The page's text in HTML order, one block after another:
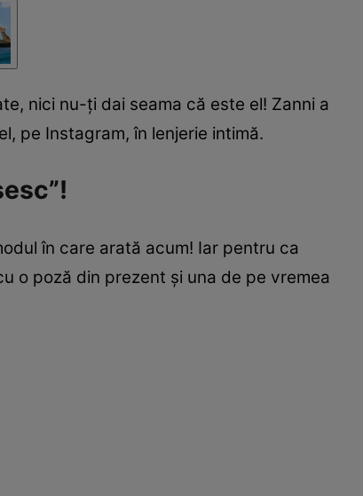
nici nu-ți dai seama că este el! Zanni a
pe Instagram, în lenjerie intimă.
în care arată acum! Iar pentru ca
o poză din prezent și una de pe vremea